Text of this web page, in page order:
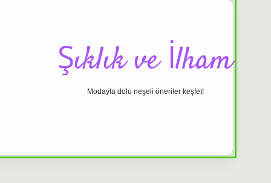
Şıklık ve İlham
Modayla dolu neşeli öneriler keşfet!